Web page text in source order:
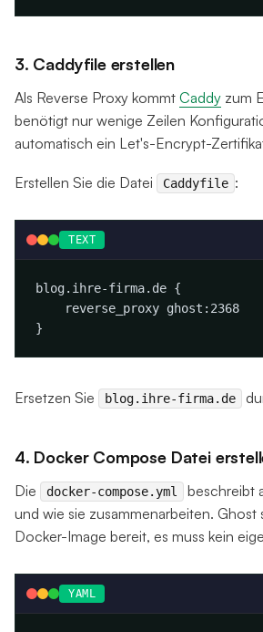
3. Caddyfile erstellen
Als Reverse Proxy kommt Caddy zum
benötigt nur wenige Zeilen
automatisch ein Let's-Encrypt-
Erstellen Sie die Datei Caddyfile :
TEXT
blog.ihre-firma.de {
    reverse_proxy ghost:2368
Ersetzen Sie blog.ihre-firma.de
4. Docker Compose Datei
Die docker-compose.yml
beschreibt
und wie sie zusammenarbeiten. Ghost
Docker-Image bereit, es muss kein
YAML